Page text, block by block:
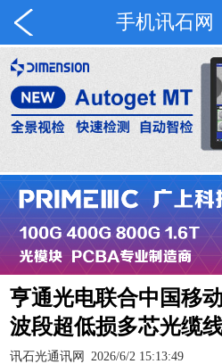
手机讯石网
亨通光电联合中国移
波段超低损多芯光缆
讯石光通讯网 2026/6/2 15:13:49